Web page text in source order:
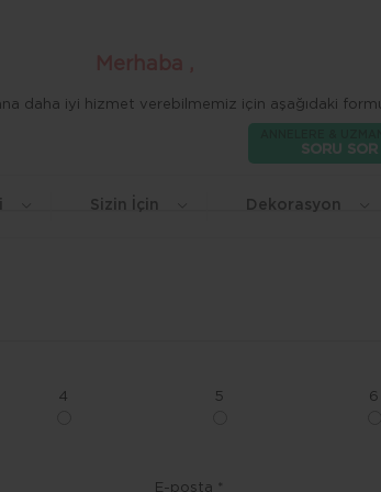
SORU SOR
Sizin İçin Dekorasyon
daha iyi hizmet verebilmemiz için aşağıdaki
4 5 6
E-posta *